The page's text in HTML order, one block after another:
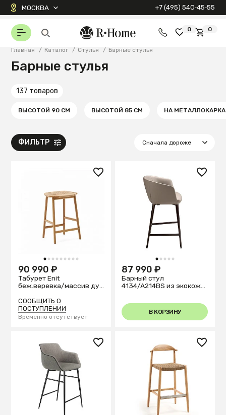
МОСКВА +7 (495) 540‑45‑55
0 0
Главная / Каталог / Стулья / Барные стулья
Барные стулья
137 товаров
ВЫСОТОЙ 90 СМ ВЫСОТОЙ 85 СМ НА
ФИЛЬТР
1 2 3 4 5 6 7 8 9
90 990 ₽
Табурет Enit
беж.веревка/массив дуб
СООБЩИТЬ О
ПОСТУПЛЕНИИ
Временно отсутствует
1 2 3 4 5
87 990 ₽
Барный стул
4134/A214BS из экокожи
В КОРЗИНУ